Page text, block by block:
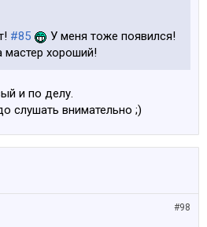
#85
У меня тоже появился!
мастер хороший!
и по делу.
слушать внимательно ;)
#98